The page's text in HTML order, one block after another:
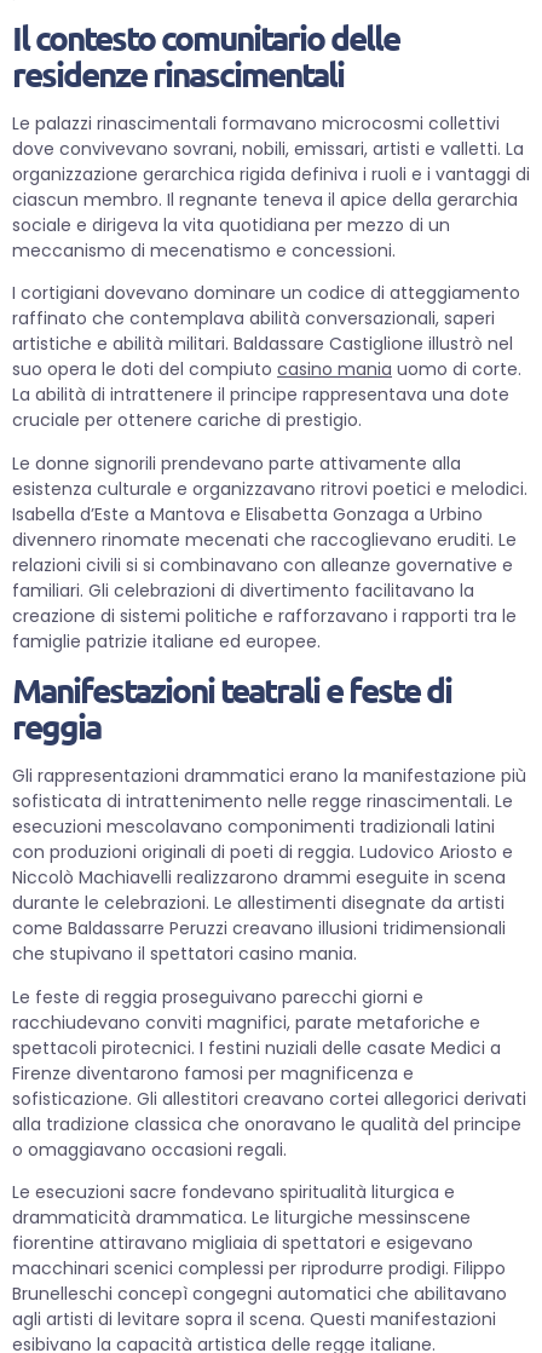
Il contesto comunitario delle
residenze rinascimentali
Le palazzi rinascimentali formavano microcosmi collettivi
dove convivevano sovrani, nobili, emissari, artisti e valletti. La
organizzazione gerarchica rigida definiva i ruoli e i vantaggi di
ciascun membro. Il regnante teneva il apice della gerarchia
sociale e dirigeva la vita quotidiana per mezzo di un
meccanismo di mecenatismo e concessioni.
I cortigiani dovevano dominare un codice di atteggiamento
raffinato che contemplava abilità conversazionali, saperi
artistiche e abilità militari. Baldassare Castiglione illustrò nel
suo opera le doti del compiuto casino mania uomo di corte.
La abilità di intrattenere il principe rappresentava una dote
cruciale per ottenere cariche di prestigio.
Le donne signorili prendevano parte attivamente alla
esistenza culturale e organizzavano ritrovi poetici e melodici.
Isabella d’Este a Mantova e Elisabetta Gonzaga a Urbino
divennero rinomate mecenati che raccoglievano eruditi. Le
relazioni civili si si combinavano con alleanze governative e
familiari. Gli celebrazioni di divertimento facilitavano la
creazione di sistemi politiche e rafforzavano i rapporti tra le
famiglie patrizie italiane ed europee.
Manifestazioni teatrali e feste di
reggia
Gli rappresentazioni drammatici erano la manifestazione più
sofisticata di intrattenimento nelle regge rinascimentali. Le
esecuzioni mescolavano componimenti tradizionali latini
con produzioni originali di poeti di reggia. Ludovico Ariosto e
Niccolò Machiavelli realizzarono drammi eseguite in scena
durante le celebrazioni. Le allestimenti disegnate da artisti
come Baldassarre Peruzzi creavano illusioni tridimensionali
che stupivano il spettatori casino mania.
Le feste di reggia proseguivano parecchi giorni e
racchiudevano conviti magnifici, parate metaforiche e
spettacoli pirotecnici. I festini nuziali delle casate Medici a
Firenze diventarono famosi per magnificenza e
sofisticazione. Gli allestitori creavano cortei allegorici derivati
alla tradizione classica che onoravano le qualità del principe
o omaggiavano occasioni regali.
Le esecuzioni sacre fondevano spiritualità liturgica e
drammaticità drammatica. Le liturgiche messinscene
fiorentine attiravano migliaia di spettatori e esigevano
macchinari scenici complessi per riprodurre prodigi. Filippo
Brunelleschi concepì congegni automatici che abilitavano
agli artisti di levitare sopra il scena. Questi manifestazioni
esibivano la capacità artistica delle regge italiane.